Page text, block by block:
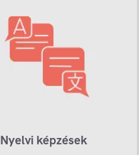
Nyelvi képzések